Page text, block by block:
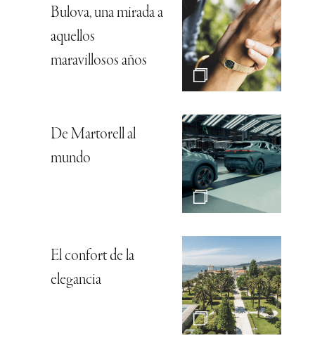
Bulova, una mirada a
aquellos
maravillosos años
De Martorell al
mundo
El confort de la
elegancia